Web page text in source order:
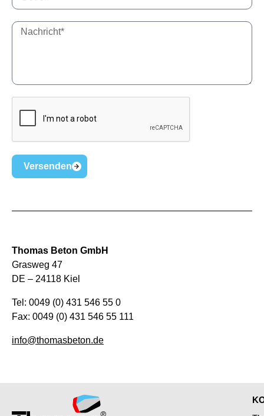
Versenden
Thomas Beton GmbH
Grasweg 47
DE – 24118 Kiel
Tel: 0049 (0) 431 546 55 0
Fax: 0049 (0) 431 546 55 111
info@thomasbeton.de